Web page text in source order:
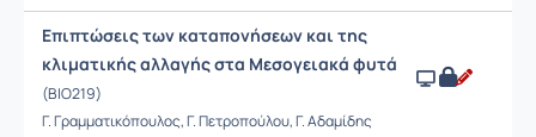
Επιπτώσεις των καταπονήσεων και της
κλιματικής αλλαγής στα Μεσογειακά φυτά
(BIO219)
Γ. Γραμματικόπουλος, Γ. Πετροπούλου, Γ. Αδαμίδης